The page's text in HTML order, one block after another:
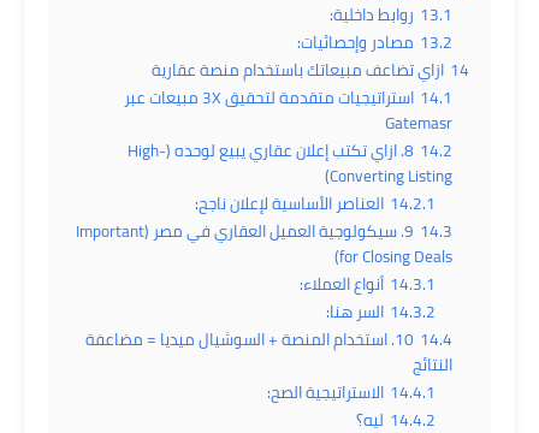
13.1 روابط داخلية:
13.2 مصادر وإحصائيات:
14 ازاي تضاعف مبيعاتك باستخدام منصة عقارية
14.1
استراتيجيات متقدمة لتحقيق 3X مبيعات عبر
Gatemasr
14.2
8. ازاي تكتب إعلان عقاري يبيع لوحده (High-
Converting Listing)
14.2.1 العناصر الأساسية لإعلان ناجح:
14.3
9. سيكولوجية العميل العقاري في مصر (Important
for Closing Deals)
14.3.1 أنواع العملاء:
14.3.2 السر هنا:
14.4
10. استخدام المنصة + السوشيال ميديا = مضاعفة
النتائج
14.4.1 الاستراتيجية الصح:
14.4.2 ليه؟